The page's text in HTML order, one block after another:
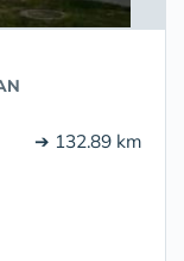
➔ 132.89 km